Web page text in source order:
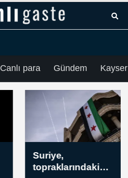
Canlı para Gündem
Suriye,
topraklarındaki